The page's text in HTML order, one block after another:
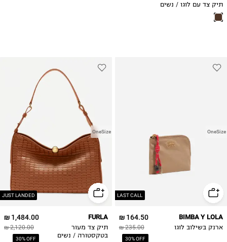
תיק צד עם לוגו / נשים
LAST CALL
OneSize
164.50 ₪
235.00 ₪
30% OFF
BIMBA Y LOLA
ארנק בשילוב לוגו
JUST LANDED
OneSize
1,484.00 ₪
2,120.00 ₪
30% OFF
FURLA
תיק צד מעור
בטקסטורה / נשים